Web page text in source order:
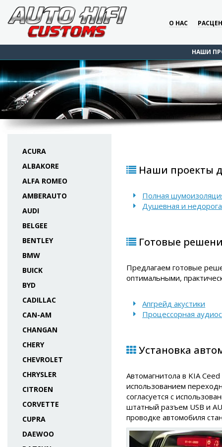
О НАС
НАШИ
ACURA
ALBAKORE
ALFA ROMEO
AMBERAUTO
AUDI
BELGEE
BENTLEY
BMW
BUICK
BYD
CADILLAC
CAN-AM
CHANGAN
CHERY
CHEVROLET
CHRYSLER
CITROEN
CORVETTE
CUPRA
DAEWOO
Наши проекты
Полная
Душевная и
Готовые
Предлагаем готовые
оптимальными,
Апгрейд акустики
Процессорная
Установка
Автомагнитола в KIA
использованием
согласуется с
штатный разъем USB и
проводке автомобиля